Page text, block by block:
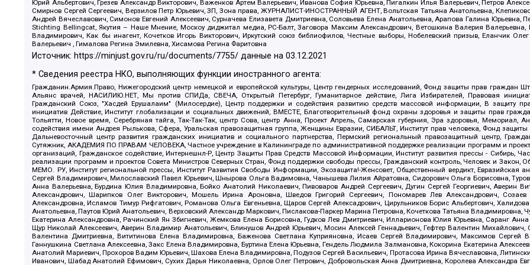
Юрий Альбертович, Грезев Александр Викторович, Важенков Артем Валерьевич, Иванова София Юрьевна, Пигалкин Илья Валерьевич, Петров
Смирнов Сергей Сергеевич, Верзилов Петр Юрьевич, ЗП, Зона права, ЖУРНАЛИСТ-ИНОСТРАННЫЙ АГЕНТ, Вольтская Татьяна Анатольевна,
Андрей Вячеславович, Симонов Евгений Алексеевич, Сурначева Елизавета Дмитриевна, Соловьева Елена Анатольевна, Арапова Галина
Stichting Bellingcat, Якутия – Наше Мнение, Москоу диджитал медиа, РС-Балт, Заговора Максим Александрович, Ветошкина Валерия
Владимирович, Как бы инагент, Кочетков Игорь Викторович, Иркутский союз библиофилов, Честные выборы, Нобелевский призыв, Еланчик
Валерьевич , Гималова Регина Эмилевна, Хисамова Регина Фаритовна
Источник: https://minjust.gov.ru/ru/documents/7755/ данные на03.12.2021
* Сведения реестра НКО, выполняющих функции иностранного агента:
Гражданин.Армия.Право, Нижегородский центр немецкой и европейской культуры, Центр гендерных исследований, Фонд защиты прав граждан
Альянс врачей, НАСИЛИЮ.НЕТ, Мы против СПИДа, СВЕЧА, Открытый Петербург, Гуманитарное действие, Лига Избирателей, Правовая
Гражданский Союз, "Хасдей Ерушалаим" (Милосердие), Центр поддержки и содействия развитию средств массовой информации, В защиту
инициатив Действие, Институт глобализации и социальных движений, ВМЕСТЕ, Благотворительный фонд охраны здоровья и защиты прав
Тольятти, Новое время, Серебряная тайга, Так-Так-Так, центр Сова, центр Анна, Проект Апрель, Самарская губерния, Эра здоровья, Мемориал,
содействия имени Андрея Рылькова, Сфера, Уральская правозащитная группа, Женщины Евразии, СИБАЛЬТ, Институт прав человека, Фонд защиты
Дальневосточный центр развития гражданских инициатив и социального партнерства, Пермский региональный правозащитный центр,
Сутяжник, АКАДЕМИЯ ПО ПРАВАМ ЧЕЛОВЕКА, Частное учреждение в Калининграде по административной поддержке реализации программ и
организаций, Гражданское содействие, Интернешнл-Р, Центр Защиты Прав Средств Массовой Информации, Институт развития прессы - Сибирь,
реализации программ и проектов Совета Министров Северных Стран, Фонд поддержки свободы прессы, Гражданский контроль, Человек и
МЕМО. РУ, Институт региональной прессы, Институт Развития Свободы Информации, Экозащита!-Женсовет, Общественный вердикт, Евразийская
Сергей Владимирович, Милославский Павел Юрьевич, Шнырова Ольга Вадимовна, Чанышева Лилия Айратовна, Сидорович Ольга Борисовна,
Анна Валерьевна, Бурдина Юлия Владимировна, Бойко Анатолий Николаевич, Пивоваров Андрей Сергеевич, Дугин Сергей Георгиевич, Аверин
Александрович, Шарипков Олег Викторович, Мошель Ирина Ароновна, Шведов Григорий Сергеевич, Пономарев Лев Александрович,
Александровна, Исламов Тимур Рифгатович, Романова Ольга Евгеньевна, Щаров Сергей Алексадрович, Цирульников Борис Альбертович,
Анатольевна, Паутов Юрий Анатольевич, Верховский Александр Маркович, Пислакова-Паркер Марина Петровна, Кочеткова Татьяна Владимировна,
Екатерина Александровна, Рачинский Ян Збигневич, Жемкова Елена Борисовна, Гудков Лев Дмитриевич, Илларионова Юлия Юрьевна, Саранг
Щур Николай Алексеевич, Аверин Владимир Анатольевич, Блинушов Андрей Юрьевич, Мосин Алексей Геннадьевич, Гефтер Валентин
Валентина Дмитриевна, Вититинова Елена Владимировна, Баженова Светлана Куприяновна, Исаев Сергей Владимирович, Максимов Сергей
Ганнушкина Светлана Алексеевна, Закс Елена Владимировна, Буртина Елена Юрьевна, Гендель Людмила Залмановна, Кокорина Екатерина
Анатолий Мариевич, Прохоров Вадим Юрьевич, Шахова Елена Владимировна, Подузов Сергей Васильевич, Протасова Ирина Вячеславовна,
Иванович, Шабад Анатолий Ефимович, Сухих Дарья Николаевна, Орлов Олег Петрович, Добровольская Анна Дмитриевна, Королева Александра